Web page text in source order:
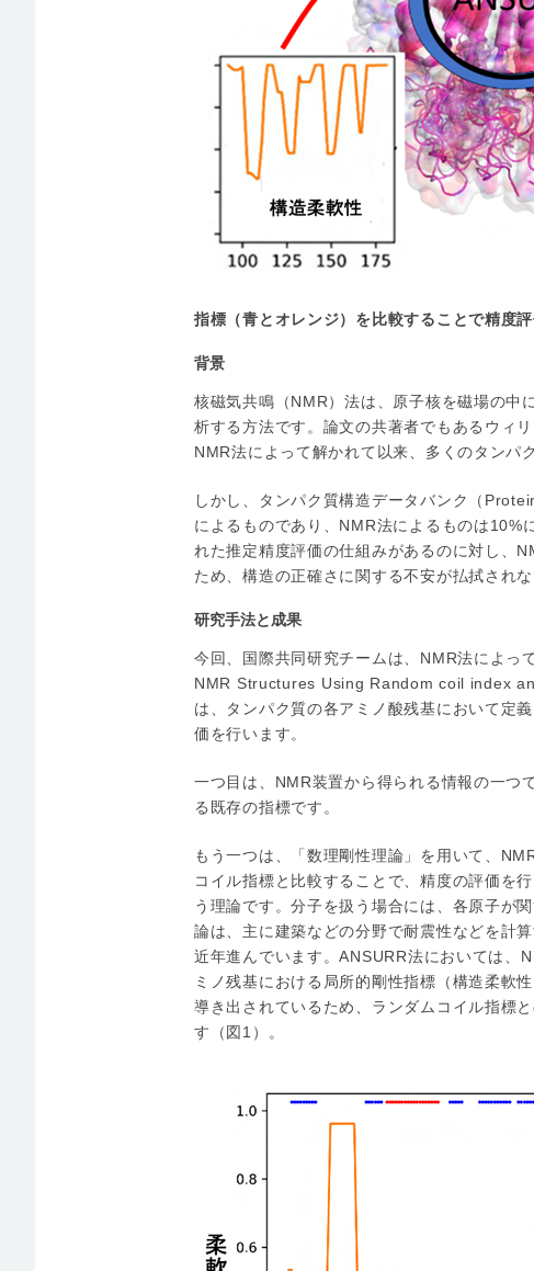
指標（青とオレンジ）を比較することで精度
背景
核磁気共鳴（NMR）法は、原子核を磁場の中
析する方法です。論文の共著者でもあるウィ
NMR法によって解かれて以来、多くのタンパ
しかし、タンパク質構造データバンク（
によるものであり、NMR法によるものは10%
れた推定精度評価の仕組みがあるのに対し、
ため、構造の正確さに関する不安が払拭されな
研究手法と成果
今回、国際共同研究チームは、NMR法によ
NMR Structures Using Random coil index
は、タンパク質の各アミノ酸残基において定
価を行います。
一つ目は、NMR装置から得られる情報の一つ
る既存の指標です。
もう一つは、「数理剛性理論」を用いて、
コイル指標と比較することで、精度の評価を
う理論です。分子を扱う場合には、各原子が
論は、主に建築などの分野で耐震性などを計
近年進んでいます。ANSURR法においては、
ミノ残基における局所的剛性指標（構造柔軟
導き出されているため、ランダムコイル指標
す（図1）。